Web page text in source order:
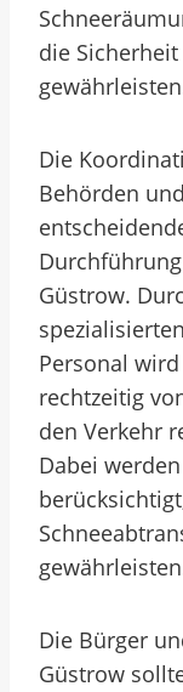
die
Die
Behörden
Güstrow.
Personal
rechtzeitig
den Verkehr
Dabei
Die Bürger
Güstrow